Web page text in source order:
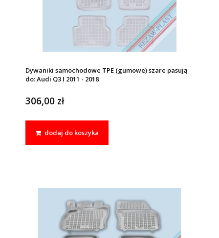
Dywaniki samochodowe TPE (gumowe) szare pasują
do: Audi Q3 I 2011 - 2018
306,00 zł
dodaj do koszyka